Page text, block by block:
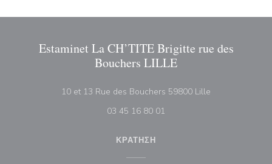
Estaminet La CH’TITE Brigitte rue des
Bouchers LILLE
10 et 13 Rue des Bouchers 59800 Lille
03 45 16 80 01
ΚΡΆΤΗΣΗ